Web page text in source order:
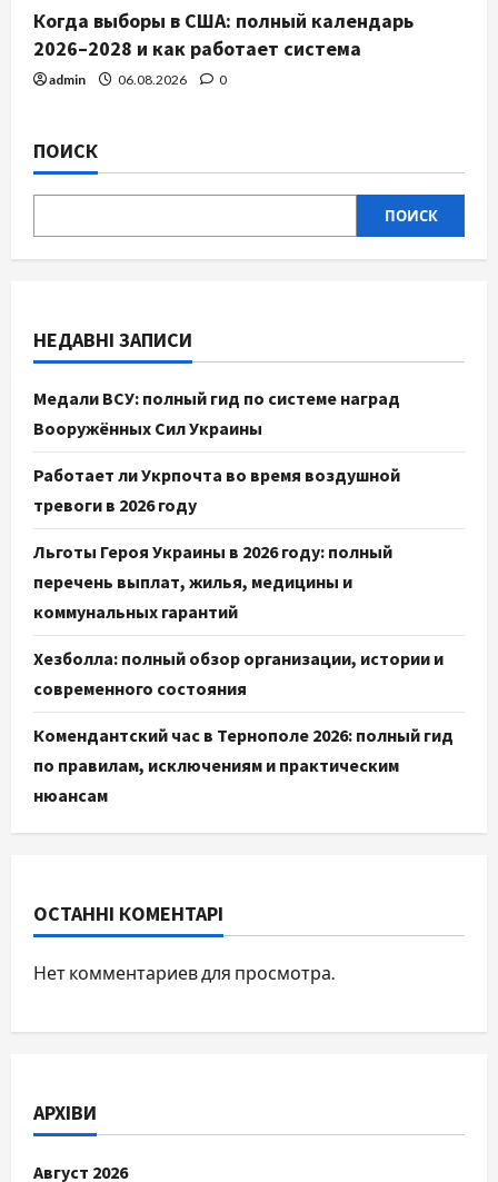
Когда выборы в США: полный календарь
2026–2028 и как работает система
admin 06.08.2026 0
ПОИСК
ПОИСК
НЕДАВНІ ЗАПИСИ
Медали ВСУ: полный гид по системе наград
Вооружённых Сил Украины
Работает ли Укрпочта во время воздушной
тревоги в 2026 году
Льготы Героя Украины в 2026 году: полный
перечень выплат, жилья, медицины и
коммунальных гарантий
Хезболла: полный обзор организации, истории и
современного состояния
Комендантский час в Тернополе 2026: полный гид
по правилам, исключениям и практическим
нюансам
ОСТАННІ КОМЕНТАРІ
Нет комментариев для просмотра.
АРХІВИ
Август 2026